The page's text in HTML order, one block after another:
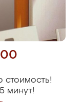
стоимость!
минут!